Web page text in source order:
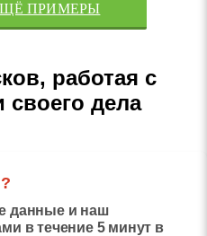
ПРИМЕРЫ
работая с
дела
данные и наш
в течение 5 минут в